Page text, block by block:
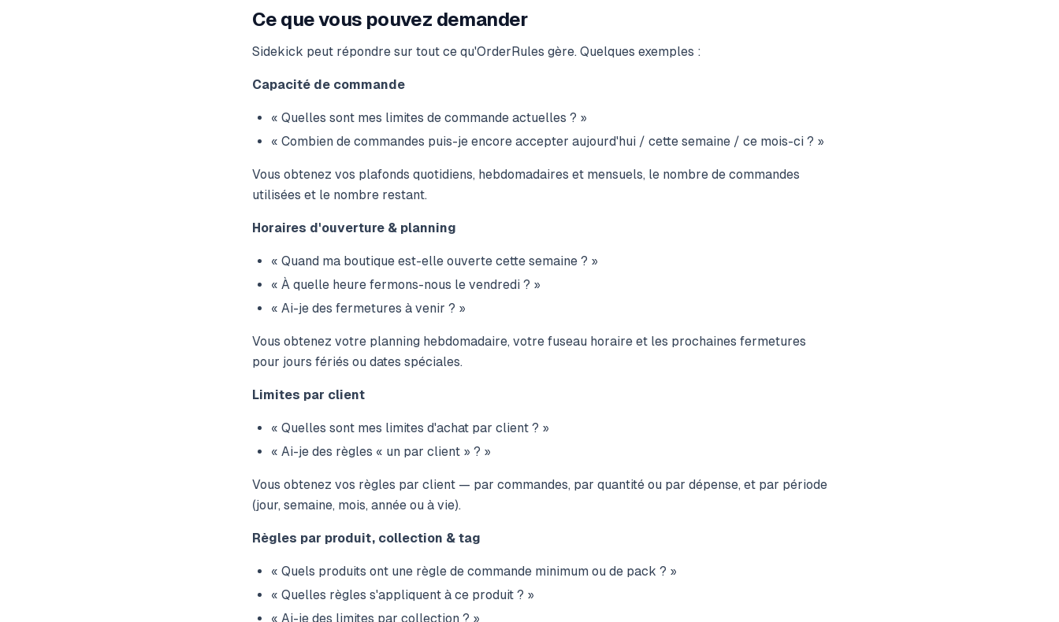
Ce que vous pouvez demander
Sidekick peut répondre sur tout ce qu'OrderRules gère. Quelques exemples :
Capacité de commande
« Quelles sont mes limites de commande actuelles ? »
« Combien de commandes puis-je encore accepter aujourd'hui / cette semaine / ce mois-ci ? »
Vous obtenez vos plafonds quotidiens, hebdomadaires et mensuels, le nombre de commandes
utilisées et le nombre restant.
Horaires d'ouverture & planning
« Quand ma boutique est-elle ouverte cette semaine ? »
« À quelle heure fermons-nous le vendredi ? »
« Ai-je des fermetures à venir ? »
Vous obtenez votre planning hebdomadaire, votre fuseau horaire et les prochaines fermetures
pour jours fériés ou dates spéciales.
Limites par client
« Quelles sont mes limites d'achat par client ? »
« Ai-je des règles « un par client » ? »
Vous obtenez vos règles par client — par commandes, par quantité ou par dépense, et par période
(jour, semaine, mois, année ou à vie).
Règles par produit, collection & tag
« Quels produits ont une règle de commande minimum ou de pack ? »
« Quelles règles s'appliquent à ce produit ? »
« Ai-je des limites par collection ? »